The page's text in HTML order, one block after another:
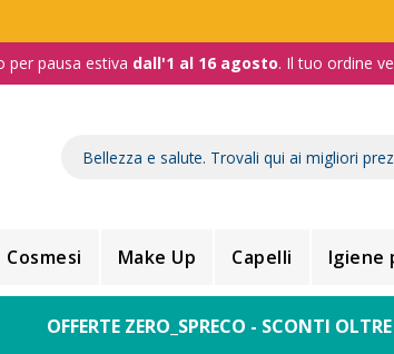
per pausa estiva dall'1 al 16 agosto. Il tuo ordine
Cosmesi Make Up Capelli Igiene
OFFERTE ZERO_SPRECO - SCONTI